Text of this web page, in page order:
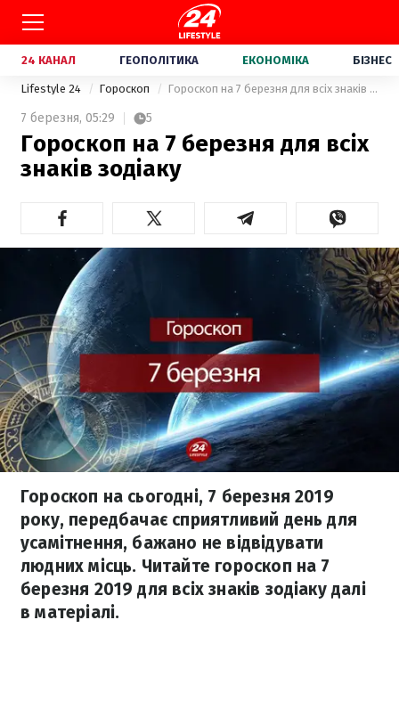
24 КАНАЛ ГЕОПОЛІТИКА ЕКОНОМІКА БІЗНЕС
Lifestyle 24 Гороскоп Гороскоп на 7 березня для всіх знаків зодіаку
7 березня, 05:29 5
Гороскоп на 7 березня для всіх
знаків зодіаку
Гороскоп на сьогодні, 7 березня 2019
року, передбачає сприятливий день для
усамітнення, бажано не відвідувати
людних місць. Читайте гороскоп на 7
березня 2019 для всіх знаків зодіаку далі
в матеріалі.